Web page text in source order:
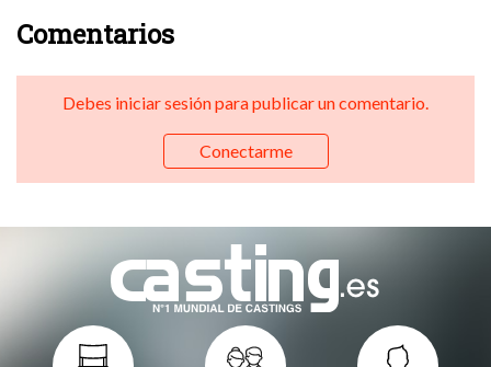
Comentarios
Debes iniciar sesión para publicar un comentario.
Conectarme